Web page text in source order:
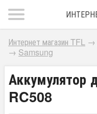
Интернет магазин TFL →
→ Samsung
Аккумулятор
RC508